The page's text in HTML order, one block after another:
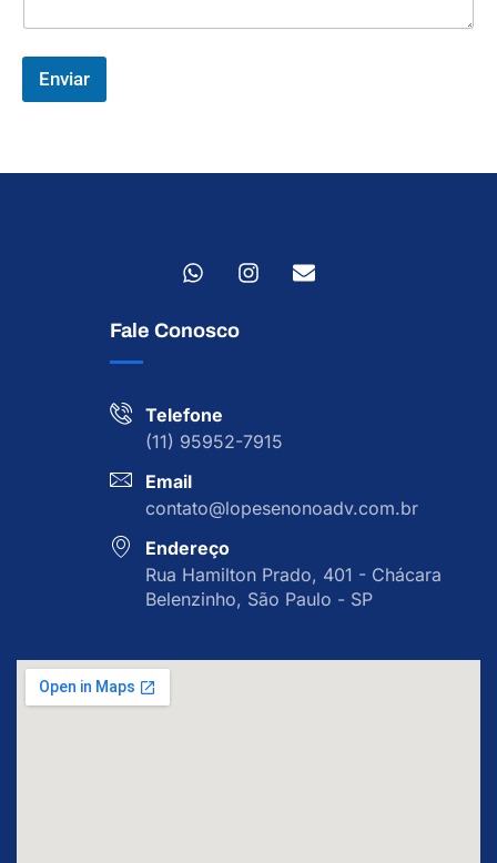
Enviar
Fale Conosco
Telefone
(11) 95952-7915
Email
contato@lopesenonoadv.com.br
Endereço
Rua Hamilton Prado, 401 - Chácara
Belenzinho, São Paulo - SP